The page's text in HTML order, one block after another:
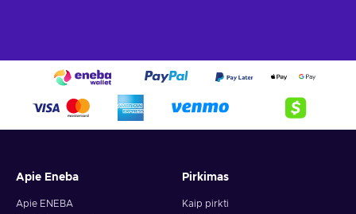
Apie Eneba
Apie ENEBA
Pirkimas
Kaip pirkti